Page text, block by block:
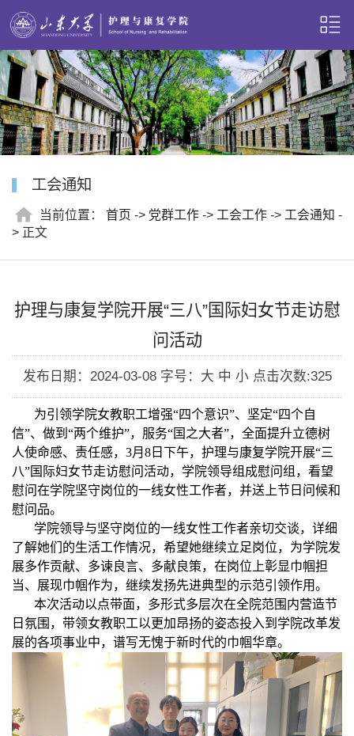
工会通知
当前位置： 首页 -> 党群工作 -> 工会工作 -> 工会通知 -
> 正文
护理与康复学院开展“三八”国际妇女节走访慰
问活动
发布日期：2024-03-08 字号：大 中 小 点击次数:325
为引领学院女教职工增强“四个意识”、坚定“四个自
信”、做到“两个维护”，服务“国之大者”，全面提升立德树
人使命感、责任感， 3月 8 日下午，护理与康复学院开展“三
八”国际妇女节走访慰问活动，学院领导组成慰问组，看望
慰问在学院坚守岗位的一线女性工作者，并送上节日问候和
慰问品。
学院领导与坚守岗位的一线女性工作者亲切交谈，详细
了解她们的生活工作情况，希望她继续立足岗位，为学院发
展多作贡献、多谏良言、多献良策，在岗位上彰显巾帼担
当、展现巾帼作为，继续发扬先进典型的示范引领作用。
本次活动以点带面，多形式多层次在全院范围内营造节
日氛围，带领女教职工以更加昂扬的姿态投入到学院改革发
展的各项事业中，谱写无愧于新时代的巾帼华章。